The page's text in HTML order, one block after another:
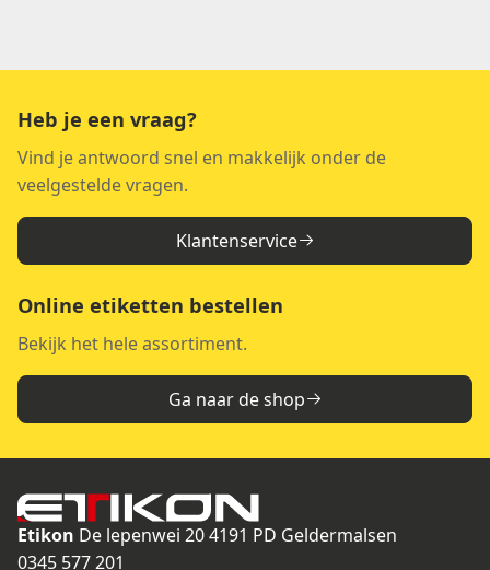
Heb je een vraag?
Vind je antwoord snel en makkelijk onder de
veelgestelde vragen.
Klantenservice
Online etiketten bestellen
Bekijk het hele assortiment.
Ga naar de shop
Etikon De lepenwei 204191 PD Geldermalsen
0345 577 201